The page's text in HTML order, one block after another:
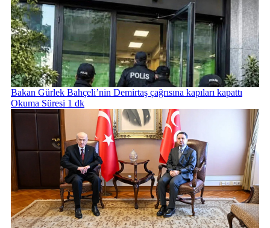
Bakan Gürlek Bahçeli’nin Demirtaş çağrısına kapıları kapattı
Okuma Süresi 1 dk